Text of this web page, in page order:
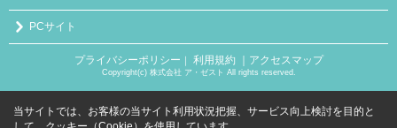
PCサイト
プライバシーポリシー ｜ 利用規約 ｜アクセスマップ
Copyright(c) 株式会社 ア・ゼスト All rights reserved.
当サイトでは、お客様の当サイト利用状況把握、サービス向上検討を目的と